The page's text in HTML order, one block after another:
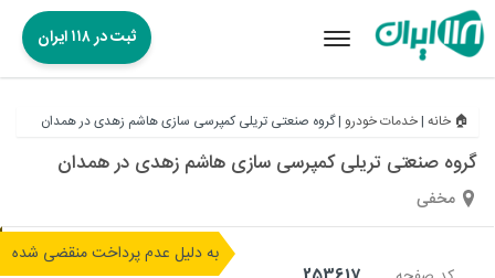
Toggle
ثبت در ۱۱۸ ایران
🏠 خانه|خدمات خودرو|گروه صنعتی تریلی کمپرسی سازی هاشم زهدی در همدان
گروه صنعتی تریلی کمپرسی سازی هاشم زهدی در همدان
مخفی
به دلیل عدم پرداخت منقضی شده